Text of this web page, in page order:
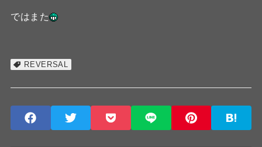
ではまた
REVERSAL